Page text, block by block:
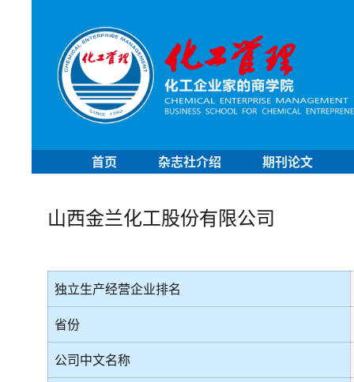
首页 杂志社介绍 期刊论文
山西金兰化工股份有限公司
独立生产经营企业排名
省份
公司中文名称